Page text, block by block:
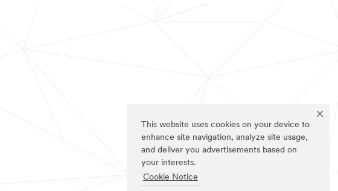
This website uses cookies on your device to
enhance site navigation, analyze site usage,
and deliver you advertisements based on
your interests.
Cookie Notice